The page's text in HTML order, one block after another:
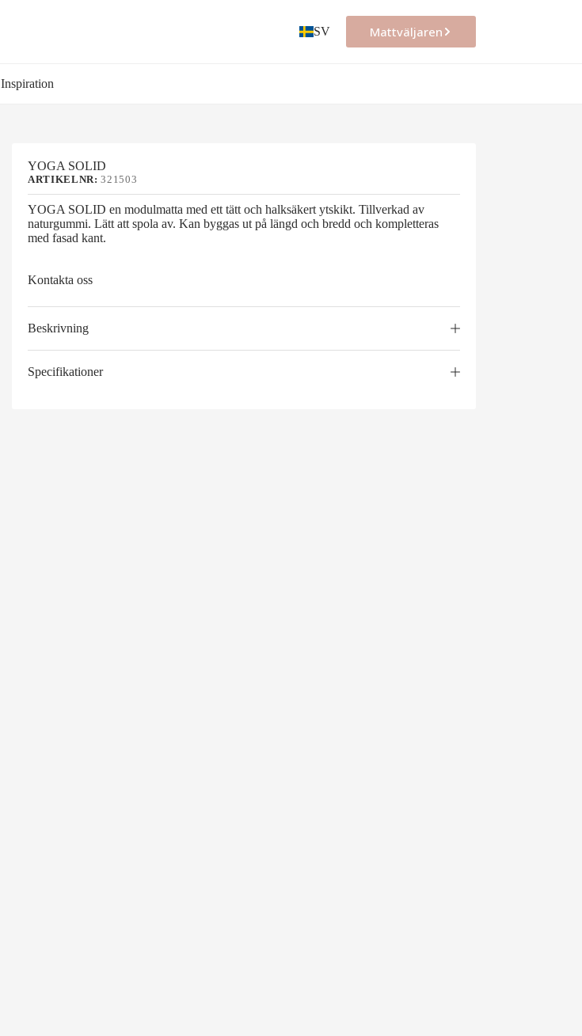
SV Mattväljaren
Inspiration
YOGA SOLID
ARTIKELNR:321503
YOGA SOLID en modulmatta med ett tätt och halksäkert ytskikt. Tillverkad av
naturgummi. Lätt att spola av. Kan byggas ut på längd och bredd och kompletteras
med fasad kant.
Kontakta oss
Beskrivning
Specifikationer